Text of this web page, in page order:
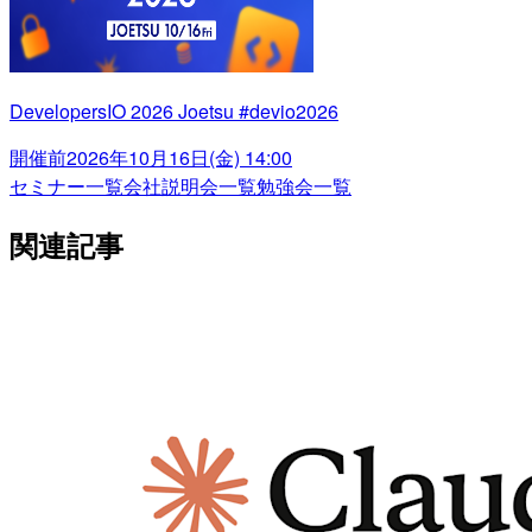
DevelopersIO 2026 Joetsu #devio2026
開催前2026年10月16日(金) 14:00
セミナー一覧会社説明会一覧勉強会一覧
関連記事